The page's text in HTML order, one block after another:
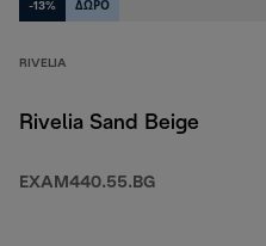
-13% ΔΩΡΟ
RIVELIA
Rivelia Sand Beige
EXAM440.55.BG